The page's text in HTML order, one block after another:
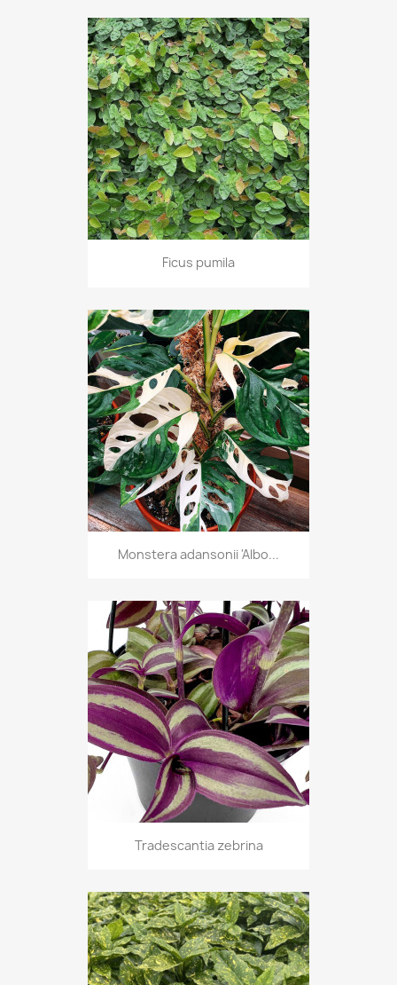
Ficus pumila
Monstera adansonii 'Albo...
Tradescantia zebrina